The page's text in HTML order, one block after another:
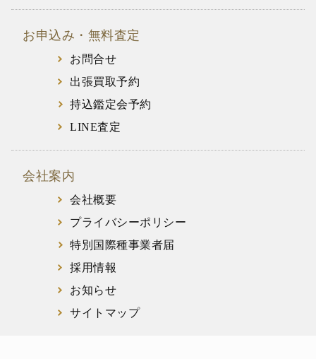
お申込み・無料査定
お問合せ
出張買取予約
持込鑑定会予約
LINE査定
会社案内
会社概要
プライバシーポリシー
特別国際種事業者届
採用情報
お知らせ
サイトマップ